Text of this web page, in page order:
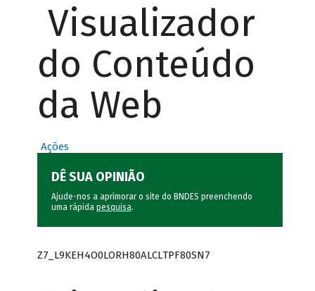
Visualizador
do Conteúdo
da Web
Ações
DÊ SUA OPINIÃO
Ajude-nos a aprimorar o site do BNDES preenchendo
uma rápida pesquisa.
Z7_L9KEH4O0LORH80ALCLTPF80SN7